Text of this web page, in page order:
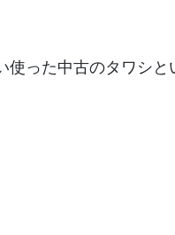
った中古のタワシと